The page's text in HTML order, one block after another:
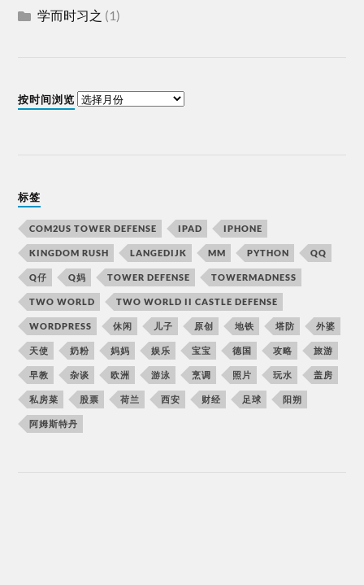
学而时习之 (1)
按时间浏览
标签
COM2US TOWER DEFENSE IPAD IPHONE
KINGDOM RUSH LANGEDIJK MM PYTHON QQ
Q仔 Q妈 TOWER DEFENSE TOWERMADNESS
TWO WORLD TWO WORLD II CASTLE DEFENSE
WORDPRESS 休闲 儿子 原创 地铁 塔防 外婆
天使 奶粉 妈妈 娱乐 宝宝 德国 攻略 旅游
早教 杂谈 欧洲 游泳 烹调 照片 玩水 盖房
私房菜 股票 荷兰 西安 财经 足球 阳朔
阿姆斯特丹